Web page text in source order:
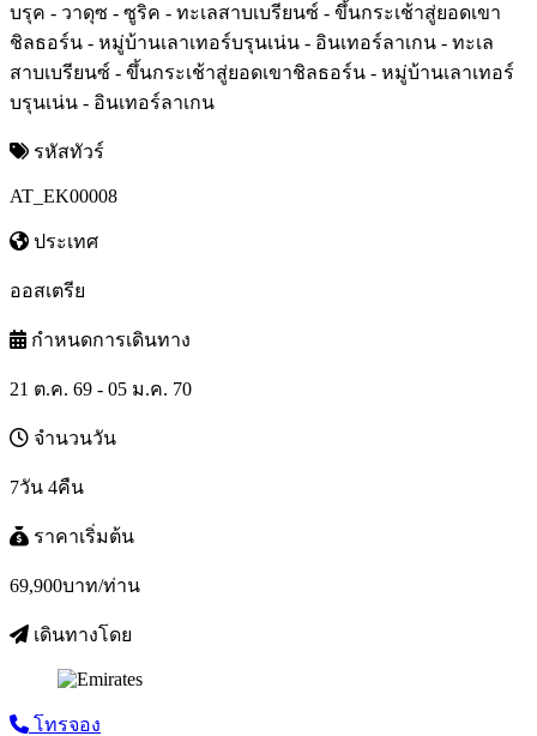
บรุค - วาดุซ - ซูริค - ทะเลสาบเบรียนซ์ - ขึ้นกระเช้าสู่ยอดเขา
ชิลธอร์น - หมู่บ้านเลาเทอร์บรุนเน่น - อินเทอร์ลาเกน - ทะเล
สาบเบรียนซ์ - ขึ้นกระเช้าสู่ยอดเขาชิลธอร์น - หมู่บ้านเลาเทอร์
บรุนเน่น - อินเทอร์ลาเกน
รหัสทัวร์
AT_EK00008
ประเทศ
ออสเตรีย
กำหนดการเดินทาง
21 ต.ค. 69 - 05 ม.ค. 70
จำนวนวัน
7วัน 4คืน
ราคาเริ่มต้น
69,900บาท/ท่าน
เดินทางโดย
โทรจอง